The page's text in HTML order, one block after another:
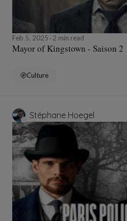
Feb 5, 2025 2 min read
Mayor of Kingstown - Saison 2
Culture
Stéphane Hoegel